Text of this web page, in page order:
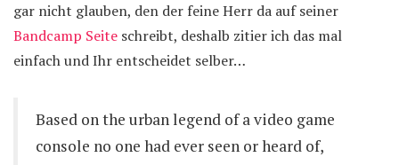
gar nicht glauben, den der feine Herr da auf seiner
Bandcamp Seite schreibt, deshalb zitier ich das mal
einfach und Ihr entscheidet selber…
Based on the urban legend of a video game
console no one had ever seen or heard of,